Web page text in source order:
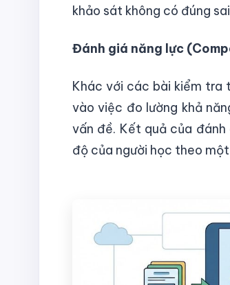
khảo sát không có đúng
Đánh giá năng lực
Khác với các bài kiểm tra
vào việc đo lường khả
vấn đề. Kết quả của đánh
độ của người học theo